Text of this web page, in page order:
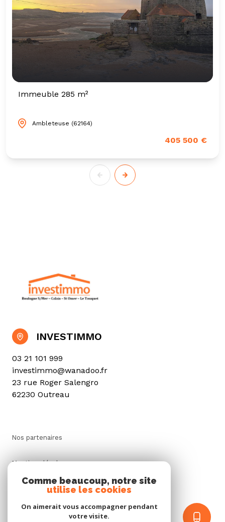
Immeuble 285 m²
Ambleteuse (62164)
405 500 €
INVESTIMMO
03 21 101 999
investimmo@wanadoo.fr
23 rue Roger Salengro
62230 Outreau
Nos partenaires
Mentions légales
Comme beaucoup, notre site
utilise les cookies
On aimerait vous accompagner pendant
votre visite.